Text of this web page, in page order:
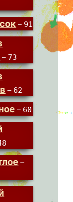
– 91
– 73
– 62
– 60
–